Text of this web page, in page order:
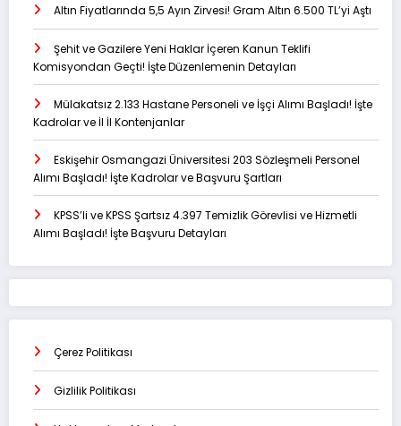
Altın Fiyatlarında 5,5 Ayın Zirvesi! Gram Altın 6.500 TL’yi Aştı
Şehit ve Gazilere Yeni Haklar İçeren Kanun Teklifi
Komisyondan Geçti! İşte Düzenlemenin Detayları
Mülakatsız 2.133 Hastane Personeli ve İşçi Alımı Başladı! İşte
Kadrolar ve İl İl Kontenjanlar
Eskişehir Osmangazi Üniversitesi 203 Sözleşmeli Personel
Alımı Başladı! İşte Kadrolar ve Başvuru Şartları
KPSS’li ve KPSS Şartsız 4.397 Temizlik Görevlisi ve Hizmetli
Alımı Başladı! İşte Başvuru Detayları
Çerez Politikası
Gizlilik Politikası